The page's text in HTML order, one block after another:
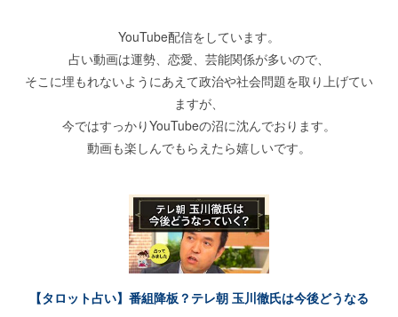
YouTube配信をしています。
占い動画は運勢、恋愛、芸能関係が多いので、
そこに埋もれないようにあえて政治や社会問題を取り上げてい
ますが、
今ではすっかりYouTubeの沼に沈んでおります。
動画も楽しんでもらえたら嬉しいです。
【タロット占い】番組降板？テレ朝 玉川徹氏は今後どうなる